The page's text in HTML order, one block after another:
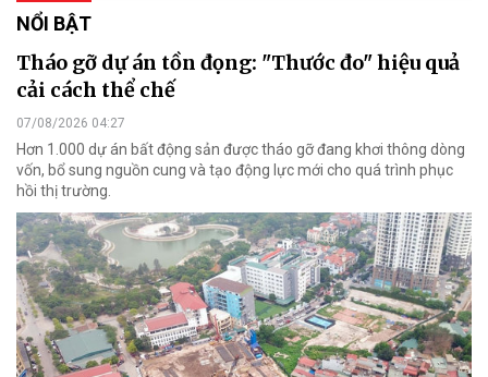
NỔI BẬT
Tháo gỡ dự án tồn đọng: "Thước đo" hiệu quả
cải cách thể chế
07/08/2026 04:27
Hơn 1.000 dự án bất động sản được tháo gỡ đang khơi thông dòng
vốn, bổ sung nguồn cung và tạo động lực mới cho quá trình phục
hồi thị trường.